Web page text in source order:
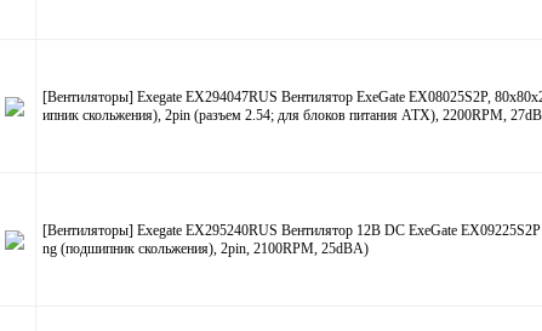
[Вентиляторы] Exegate EX294047RUS Вентилятор ExeGate EX08025S2P,
ипник скольжения), 2pin (разъем 2.54; для блоков питания ATX), 2200RPM,
[Вентиляторы] Exegate EX295240RUS Вентилятор 12В DC ExeGate
ng (подшипник скольжения), 2pin, 2100RPM, 25dBA)